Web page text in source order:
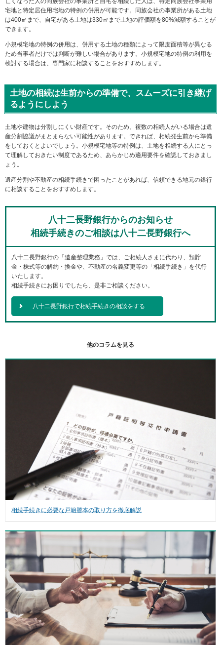
宅地と特定居住用宅地の特例の併用が可能です。同族会社の事業所がある土地
は400㎡まで、自宅がある土地は330㎡まで土地の評価額を80%減額することが
できます。
小規模宅地の特例の併用は、併用する土地の種類によって限度面積等が異なる
ため当事者だけでは判断が難しい場合があります。小規模宅地の特例の利用を
検討する場合は、専門家に相談することをおすすめします。
土地の相続は生前からの準備で、スムーズに引き継げ
るようにしよう
土地や建物は分割しにくい財産です。そのため、複数の相続人がいる場合は遺
産分割協議がまとまらない可能性があります。できれば、相続発生前から準備
をしておくとよいでしょう。小規模宅地等の特例は、土地を相続する人にとっ
て理解しておきたい制度であるため、あらかじめ適用要件を確認しておきまし
ょう。
遺産分割や不動産の相続手続きで困ったことがあれば、信頼できる地元の銀行
に相談することをおすすめします。
八十二長野銀行からのお知らせ
相続手続きのご相談は八十二長野銀行へ
八十二長野銀行の「遺産整理業務」では、ご相続人さまに代わり、預貯
金・株式等の解約・換金や、不動産の名義変更等の「相続手続き」を代行
いたします。
相続手続きにお困りでしたら、是非ご相談ください。
八十二長野銀行で相続手続きの相談をする
他のコラムを見る
相続手続きに必要な戸籍謄本の取り方を徹底解説